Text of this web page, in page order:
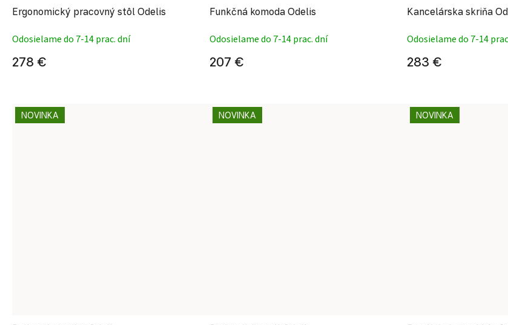
Ergonomický pracovný stôl Odelis
Odosielame do 7-14 prac. dní
278 €
Funkčná komoda Odelis
Odosielame do 7-14 prac. dní
207 €
Kancelárska skriňa
Odosielame do 7-14
283 €
NOVINKA NOVINKA NOVINKA